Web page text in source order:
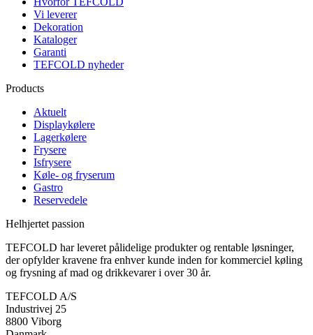
Vi leverer
Dekoration
Kataloger
Garanti
TEFCOLD nyheder
Products
Aktuelt
Displaykølere
Lagerkølere
Frysere
Isfrysere
Køle- og fryserum
Gastro
Reservedele
Helhjertet passion
TEFCOLD har leveret pålidelige produkter og rentable løsninger,
der opfylder kravene fra enhver kunde inden for kommerciel køling
og frysning af mad og drikkevarer i over 30 år.
TEFCOLD A/S
Industrivej 25
8800 Viborg